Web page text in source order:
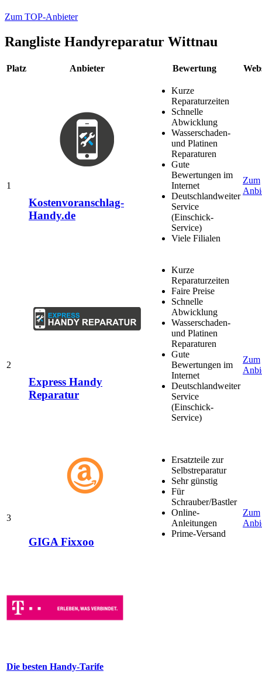
Zum TOP-Anbieter
Rangliste Handyreparatur Wittnau
Platz Anbieter Bewertung
1
Kostenvoranschlag-
Handy.de
Kurze
Reparaturzeiten
Schnelle
Abwicklung
Wasserschaden-
und Platinen
Reparaturen
Gute
Bewertungen im
Internet
Deutschlandweiter
Service
(Einschick-
Service)
Viele Filialen
Zum
2
Express Handy
Reparatur
Kurze
Reparaturzeiten
Faire Preise
Schnelle
Abwicklung
Wasserschaden-
und Platinen
Reparaturen
Gute
Bewertungen im
Internet
Deutschlandweiter
Service
(Einschick-
Service)
Zum
3
GIGA Fixxoo
Ersatzteile zur
Selbstreparatur
Sehr günstig
Für
Schrauber/Bastler
Online-
Anleitungen
Prime-Versand
Zum
Die besten Handy-Tarife